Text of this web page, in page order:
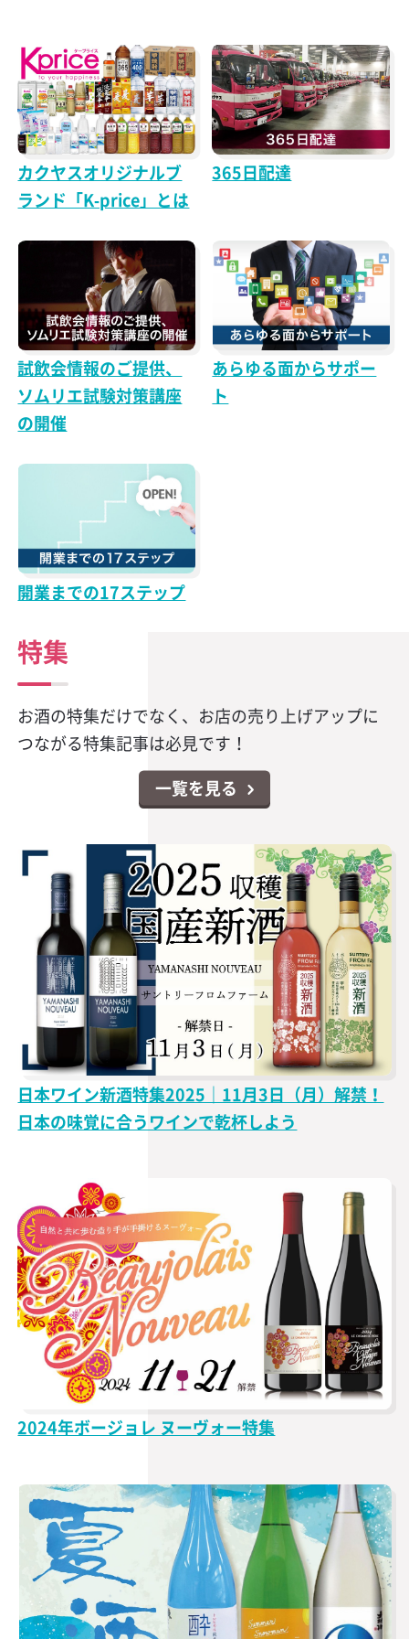
カクヤスオリジナルブ
ランド「K-price」とは
365日配達
試飲会情報のご提供、
ソムリエ試験対策講座
の開催
あらゆる面からサポー
ト
開業までの17ステップ
特集
お酒の特集だけでなく、お店の売り上げアップに
つながる特集記事は必見です！
一覧を見る
日本ワイン新酒特集2025｜11月3日（月）解禁！
日本の味覚に合うワインで乾杯しよう
2024年ボージョレ ヌーヴォー特集